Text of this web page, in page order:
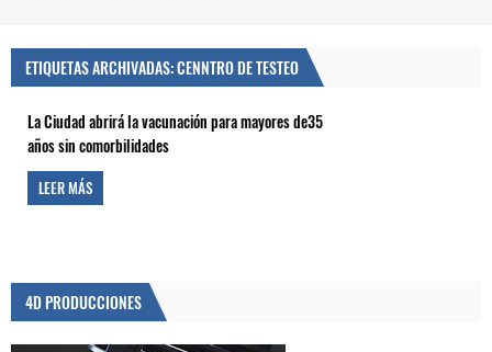
ETIQUETAS ARCHIVADAS: CENNTRO DE TESTEO
La Ciudad abrirá la vacunación para mayores de35
años sin comorbilidades
LEER MÁS
4D PRODUCCIONES